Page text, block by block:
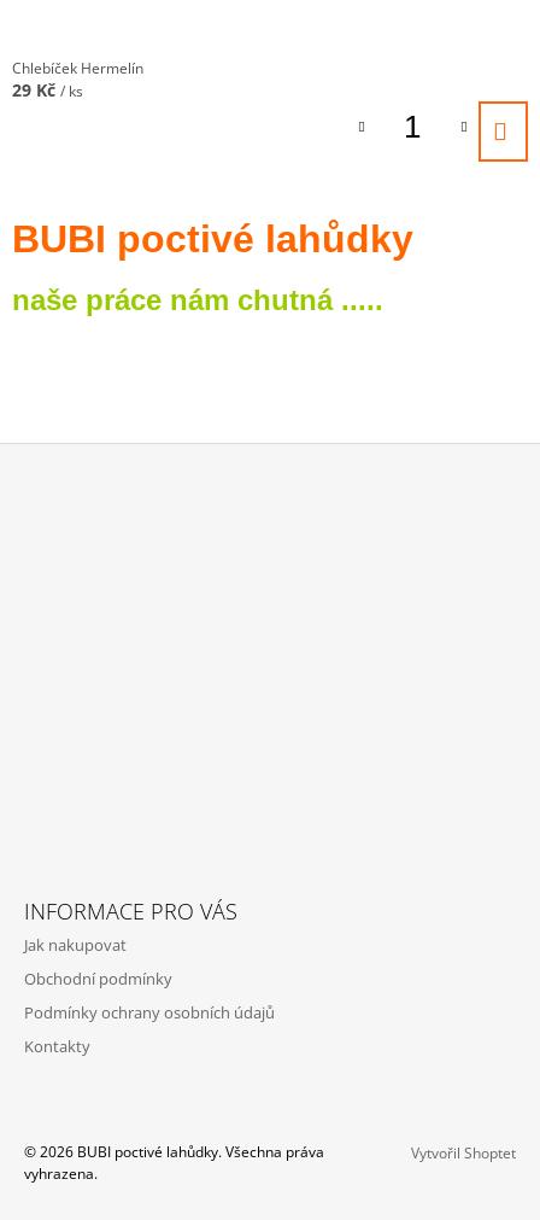
Chlebíček Hermelín
29 Kč / ks
BUBI poctivé lahůdky
naše práce nám chutná .....
INFORMACE PRO VÁS
Jak nakupovat
Obchodní podmínky
Podmínky ochrany osobních údajů
Kontakty
Vytvořil Shoptet
© 2026 BUBI poctivé lahůdky. Všechna práva
vyhrazena.